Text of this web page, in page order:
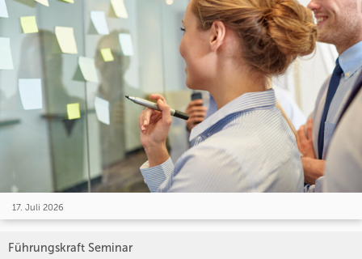
17. Juli 2026
Führungskraft Seminar